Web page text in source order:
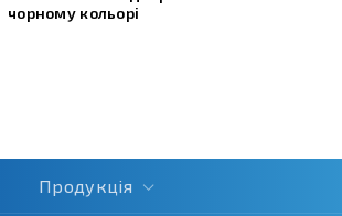
чорному кольорі
Продукція